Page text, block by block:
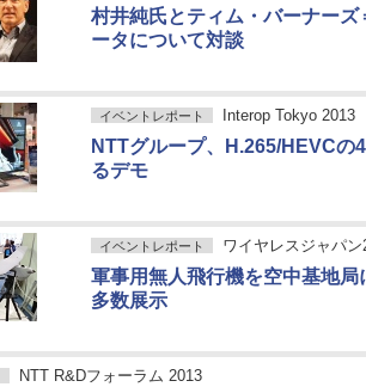
村井純氏とティム・バーナー
ータについて対談
イベントレポート Interop Tokyo 2013
NTTグループ、H.265/HEVCの
るデモ
イベントレポート ワイヤレスジャパン
軍事用無人飛行機を空中基地
多数展示
NTT R&Dフォーラム 2013